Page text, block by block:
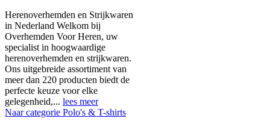
Herenoverhemden en Strijkwaren
in Nederland Welkom bij
Overhemden Voor Heren, uw
specialist in hoogwaardige
herenoverhemden en strijkwaren.
Ons uitgebreide assortiment van
meer dan 220 producten biedt de
perfecte keuze voor elke
gelegenheid,... lees meer
Naar categorie Polo's & T-shirts